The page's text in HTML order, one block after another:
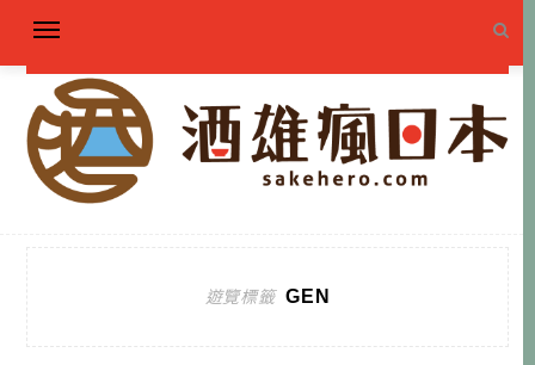
遊覽標籤 GEN